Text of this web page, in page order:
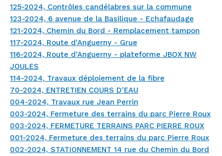
125-2024, Contrôles candélabres sur la commune
123-2024, 6 avenue de la Basilique - Echafaudage
121-2024, Chemin du Bord - Remplacement tampon
117-2024, Route d'Anguerny - Grue
116-2024, Route d'Anguerny - plateforme JBOX NW
JOULES
114-2024, Travaux déploiement de la fibre
70-2024, ENTRETIEN COURS D'EAU
004-2024, Travaux rue Jean Perrin
003-2024, Fermeture des terrains du parc Pierre Roux
003-2024, FERMETURE TERRAINS PARC PIERRE ROUX
001-2024, Fermeture des terrains du parc Pierre Roux
002-2024, STATIONNEMENT 14 rue du Chemin du Bord